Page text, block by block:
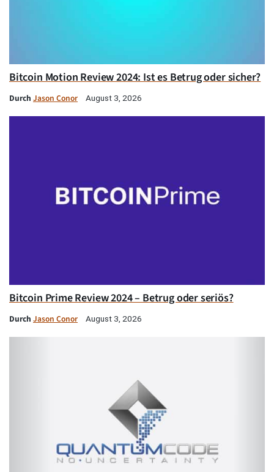
Bitcoin Motion Review 2024: Ist es Betrug oder sicher?
Durch Jason Conor August 3, 2026
Bitcoin Prime Review 2024 – Betrug oder seriös?
Durch Jason Conor August 3, 2026